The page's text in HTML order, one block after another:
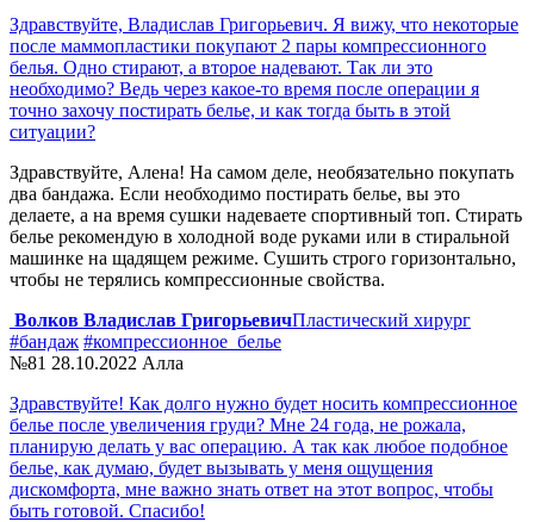
Здравствуйте, Владислав Григорьевич. Я вижу, что некоторые
после маммопластики покупают 2 пары компрессионного
белья. Одно стирают, а второе надевают. Так ли это
необходимо? Ведь через какое-то время после операции я
точно захочу постирать белье, и как тогда быть в этой
ситуации?
Здравствуйте, Алена! На самом деле, необязательно покупать
два бандажа. Если необходимо постирать белье, вы это
делаете, а на время сушки надеваете спортивный топ. Стирать
белье рекомендую в холодной воде руками или в стиральной
машинке на щадящем режиме. Сушить строго горизонтально,
чтобы не терялись компрессионные свойства.
Волков Владислав ГригорьевичПластический хирург
#бандаж #компрессионное_белье
№81 28.10.2022 Алла
Здравствуйте! Как долго нужно будет носить компрессионное
белье после увеличения груди? Мне 24 года, не рожала,
планирую делать у вас операцию. А так как любое подобное
белье, как думаю, будет вызывать у меня ощущения
дискомфорта, мне важно знать ответ на этот вопрос, чтобы
быть готовой. Спасибо!